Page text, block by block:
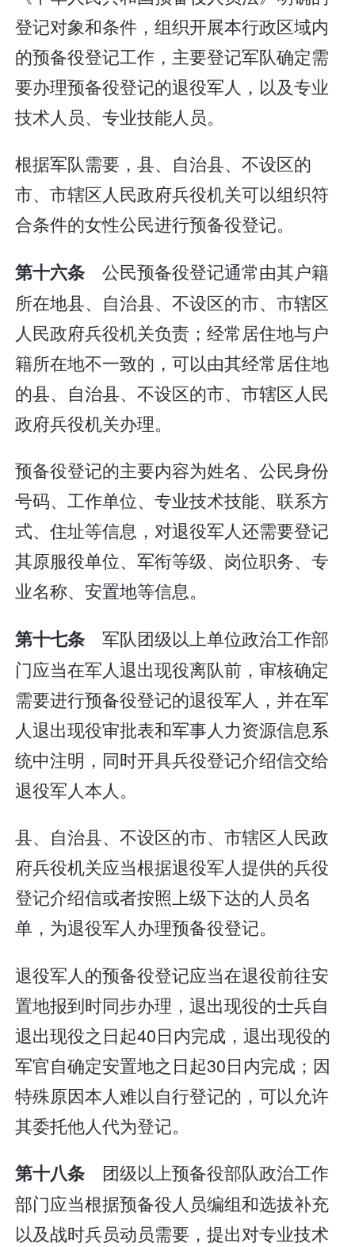
登记对象和条件，组织开展本行政区域内
的预备役登记工作，主要登记军队确定需
要办理预备役登记的退役军人，以及专业
技术人员、专业技能人员。
根据军队需要，县、自治县、不设区的
市、市辖区人民政府兵役机关可以组织符
合条件的女性公民进行预备役登记。
第十六条公民预备役登记通常由其户籍
所在地县、自治县、不设区的市、市辖区
人民政府兵役机关负责；经常居住地与户
籍所在地不一致的，可以由其经常居住地
的县、自治县、不设区的市、市辖区人民
政府兵役机关办理。
预备役登记的主要内容为姓名、公民身份
号码、工作单位、专业技术技能、联系方
式、住址等信息，对退役军人还需要登记
其原服役单位、军衔等级、岗位职务、专
业名称、安置地等信息。
第十七条军队团级以上单位政治工作部
门应当在军人退出现役离队前，审核确定
需要进行预备役登记的退役军人，并在军
人退出现役审批表和军事人力资源信息系
统中注明，同时开具兵役登记介绍信交给
退役军人本人。
县、自治县、不设区的市、市辖区人民政
府兵役机关应当根据退役军人提供的兵役
登记介绍信或者按照上级下达的人员名
单，为退役军人办理预备役登记。
退役军人的预备役登记应当在退役前往安
置地报到时同步办理，退出现役的士兵自
退出现役之日起40日内完成，退出现役的
军官自确定安置地之日起30日内完成；因
特殊原因本人难以自行登记的，可以允许
其委托他人代为登记。
第十八条 团级以上预备役部队政治工作
部门应当根据预备役人员编组和选拔补充
以及战时兵员动员需要，提出对专业技术